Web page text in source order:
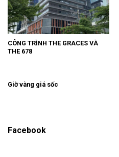
CÔNG TRÌNH THE GRACES VÀ
THE 678
Giờ vàng giá sốc
Facebook